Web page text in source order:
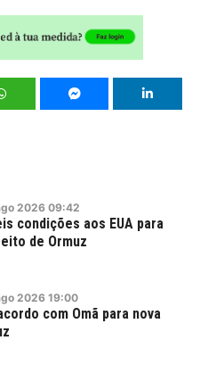
2026 09:42
condições aos EUA para
de Ormuz
2026 19:00
com Omã para nova